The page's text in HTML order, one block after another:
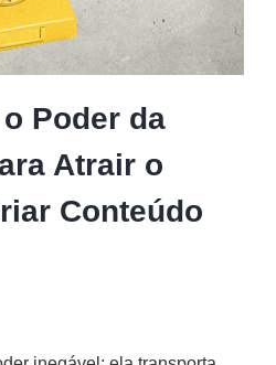
Poder da
Atrair o
Conteúdo